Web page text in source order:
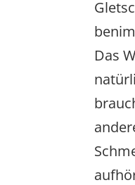
Das